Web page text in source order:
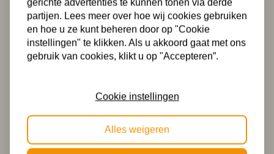
ETH Miller Spot 2x
E27 60W mat zand
69,00
ETH Miller Spot 1x
E27 60W mat zand
39,00
gerichte advertenties te kunnen tonen via derde
partijen. Lees meer over hoe wij cookies gebruiken
en hoe u ze kunt beheren door op "Cookie
instellingen" te klikken. Als u akkoord gaat met ons
gebruik van cookies, klikt u op "Accepteren”.
Cookie instellingen
Alles weigeren